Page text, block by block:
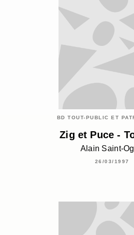
BD TOUT-PUBLIC ET
Zig et Puce -
Alain Saint-
26/03/1997